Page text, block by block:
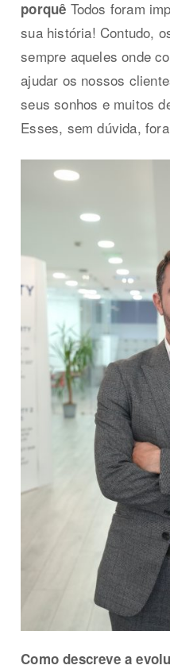
porquê Todos foram
sua história! Contudo,
sempre aqueles onde
ajudar os nossos
seus sonhos e muitos
Esses, sem dúvida,
Como descreve a